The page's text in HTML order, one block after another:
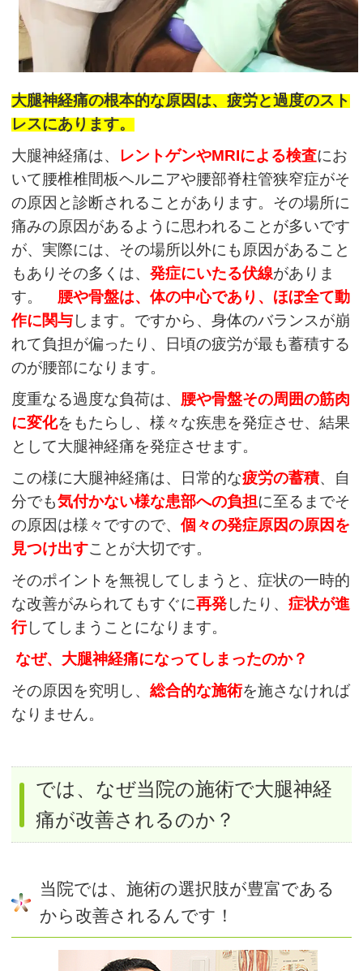
大腿神経痛の根本的な原因は、疲労と過度のスト
レスにあります。
大腿神経痛は、 レントゲンやMRIによる検査にお
いて腰椎椎間板ヘルニアや腰部脊柱管狭窄症がそ
の原因と診断されることがあります。その場所に
痛みの原因があるように思われることが多いです
が、実際には、その場所以外にも原因があること
もありその多くは、発症にいたる伏線がありま
す。 腰や骨盤は、体の中心であり、ほぼ全て動
作に関与します。 ですから、身体のバランスが崩
れて負担が偏ったり、日頃の疲労が最も蓄積する
のが腰部になります。
度重なる過度な負荷は、 腰や骨盤その周囲の筋肉
に変化をもたらし、様々な疾患を発症させ、結果
として大腿神経痛を発症させます。
この様に大腿神経痛は、日常的な疲労の蓄積、自
分でも気付かない様な患部への負担に至るまでそ
の原因は様々ですので、個々の発症原因の原因を
見つけ出すことが大切です。
そのポイントを無視してしまうと、症状の一時的
な改善がみられてもすぐに再発したり、症状が進
行してしまうことになります。
なぜ、大腿神経痛になってしまったのか？
その原因を究明し、総合的な施術を施さなければ
なりません。
では、なぜ当院の施術で大腿神経
痛が改善されるのか？
当院では、施術の選択肢が豊富である
から改善されるんです！